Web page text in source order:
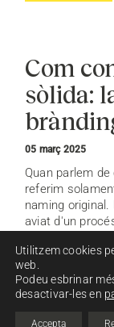
Com
sòlida:
05 març 2025
Quan parlem
referim
naming
aviat d'un
LLEGIR ARTICLE
Utilitzem cookies
web.
Podeu esbrinar
desactivar-les en
Accepta